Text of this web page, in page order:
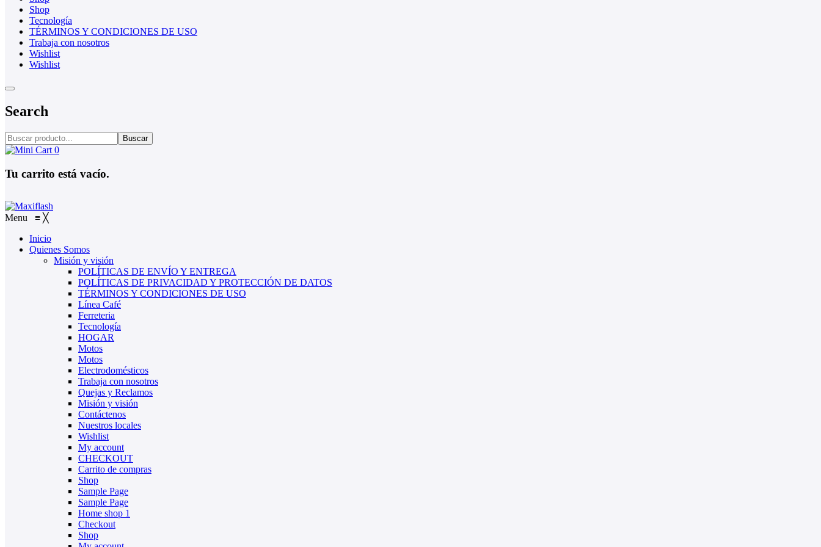
Shop
Tecnología
TÉRMINOS Y CONDICIONES DE USO
Trabaja con nosotros
Wishlist
Wishlist
Search
Buscar
0
Tu carrito está vacío.
Menu ≡ ╳
Inicio
Quienes Somos
Misión y visión
POLÍTICAS DE ENVÍO Y ENTREGA
POLÍTICAS DE PRIVACIDAD Y PROTECCIÓN DE DATOS
TÉRMINOS Y CONDICIONES DE USO
Línea Café
Ferreteria
Tecnología
HOGAR
Motos
Motos
Electrodomésticos
Trabaja con nosotros
Quejas y Reclamos
Misión y visión
Contáctenos
Nuestros locales
Wishlist
My account
CHECKOUT
Carrito de compras
Shop
Sample Page
Sample Page
Home shop 1
Checkout
Shop